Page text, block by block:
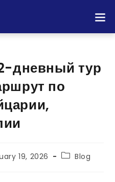
дневный тур
по
19, 2026 Blog